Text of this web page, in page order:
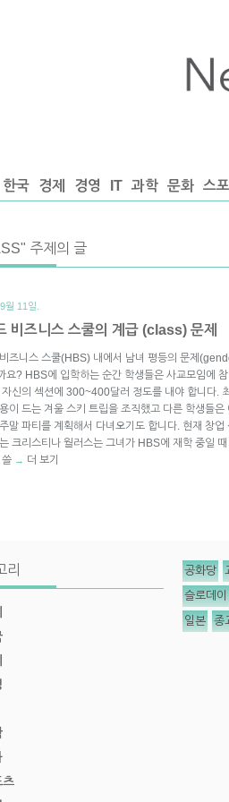
한국 경제 경영 IT 과학 문화 스
주제의 글
월 11일.
비즈니스 스쿨의 계급 (class) 문제
즈니스 스쿨(HBS) 내에서 남녀 평등의 문제
요? HBS에 입학하는 순간 학생들은 사교모임에
자신의 섹션에 300~400달러 정도를 내야 합니다.
이 드는 겨울 스키 트립을 조직했고 다른 학생들
말 파티를 계획해서 다녀오기도 합니다. 현재 창
크리스티나 월러스는 그녀가 HBS에 재학 중일
→ 더 보기
리
츠
공화당
슬로데이
일본 종